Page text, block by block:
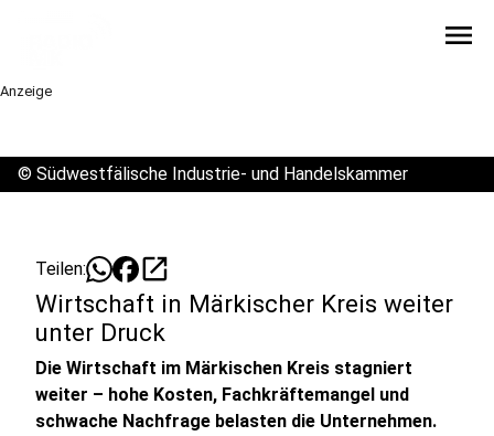
menu
Anzeige
© Südwestfälische Industrie- und Handelskammer
Teilen: open_in_new
Wirtschaft in Märkischer Kreis weiter
unter Druck
Die Wirtschaft im Märkischen Kreis stagniert
weiter – hohe Kosten, Fachkräftemangel und
schwache Nachfrage belasten die Unternehmen.